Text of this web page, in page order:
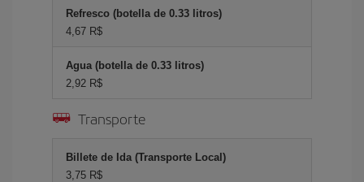
Refresco (botella de 0.33 litros)
4,67 R$
Agua (botella de 0.33 litros)
2,92 R$
Transporte
Billete de Ida (Transporte Local)
3,75 R$